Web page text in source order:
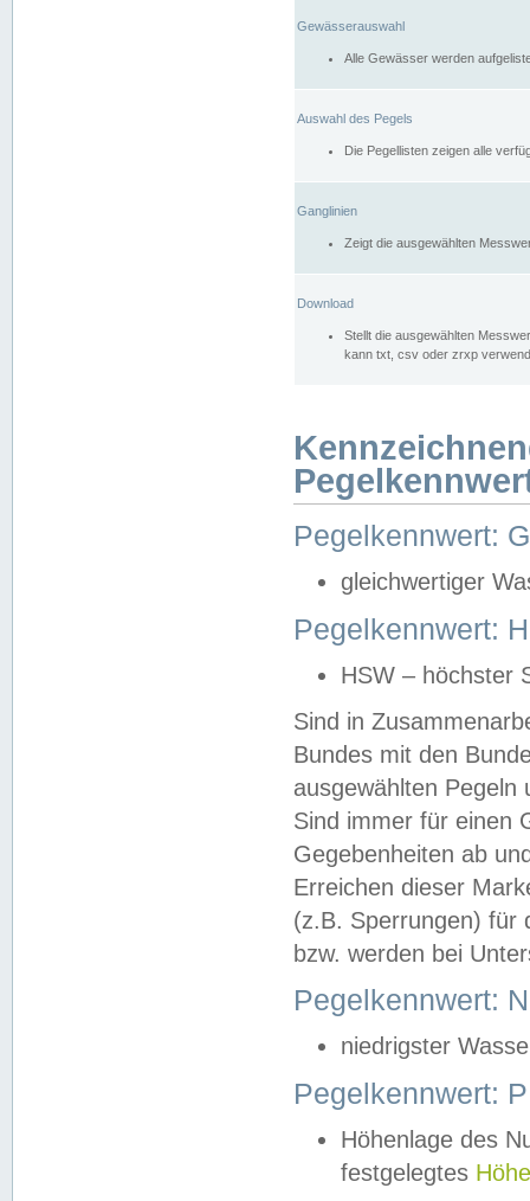
Gewässerauswahl
Alle Gewässer werden
Auswahl des Pegels
Die Pegellisten zeigen alle
Ganglinien
Zeigt die ausgewählten
Download
Stellt die ausgewählten
kann txt, csv oder zrxp
Pegelkennwert:
gleichwertiger
Pegelkennwert:
HSW – höchster
Sind in
Bundes mit den
ausgewählten
Sind immer für einen
Gegebenheiten ab
Erreichen dieser
(z.B. Sperrungen) für
bzw. werden bei
Pegelkennwert:
niedrigster
Pegelkennwert:
Höhenlage des
festgelegtes